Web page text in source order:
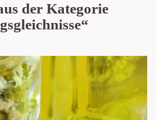
der Kategorie